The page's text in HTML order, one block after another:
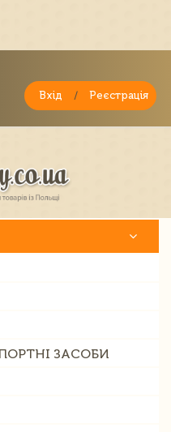
Вхід / Реєстрація
ЗАСОБИ